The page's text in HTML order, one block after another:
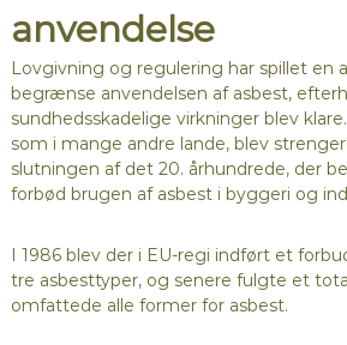
anvendelse
Lovgivning og regulering har spillet en
begrænse anvendelsen af asbest,
sundhedsskadelige virkninger blev
som i mange andre lande, blev
slutningen af det 20. århundrede, der
forbød brugen af asbest i byggeri og
I 1986 blev der i EU-regi indført et
tre asbesttyper, og senere fulgte et
omfattede alle former for asbest.